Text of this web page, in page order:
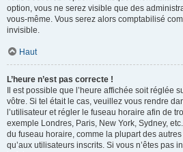
option, vous ne serez visible que des
vous-même. Vous serez alors comptabilisé
invisible.
Haut
L’heure n’est pas correcte !
Il est possible que l’heure affichée soit réglée
vôtre. Si tel était le cas, veuillez vous rendre
l’utilisateur et régler le fuseau horaire afin de
exemple Londres, Paris, New York, Sydney,
du fuseau horaire, comme la plupart des
qu’aux utilisateurs inscrits. Si vous n’êtes pas